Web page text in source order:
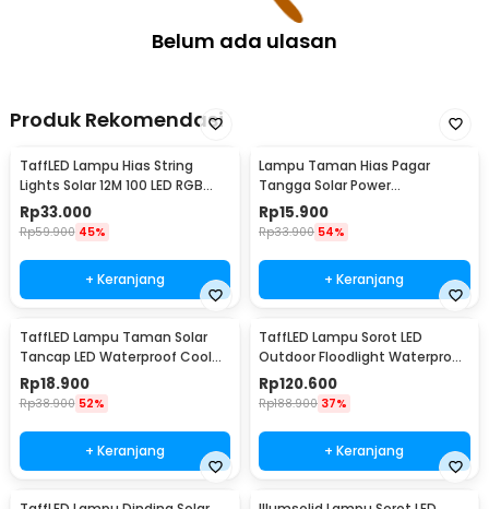
Belum ada ulasan
Produk Rekomendasi
TaffLED Lampu Hias String
Lights Solar 12M 100 LED RGB
Waterproof - YY-3210
Rp33.000
Rp59.900 45%
+ Keranjang
Lampu Taman Hias Pagar
Tangga Solar Power
Waterproof Cool White - HBT-
1501
Rp15.900
Rp33.900 54%
+ Keranjang
TaffLED Lampu Taman Solar
Tancap LED Waterproof Cool
White 6000K - YF-922
Rp18.900
Rp38.900 52%
+ Keranjang
TaffLED Lampu Sorot LED
Outdoor Floodlight Waterproof
Cool White 30W - W804
Rp120.600
Rp188.900 37%
+ Keranjang